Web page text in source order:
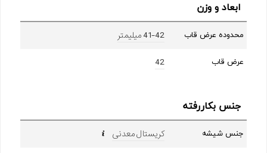
ابعاد و وزن
محدوده عرض قاب 41-42 میلیمتر
عرض قاب 42
جنس بکاررفته
جنس شیشه کریستال معدنی